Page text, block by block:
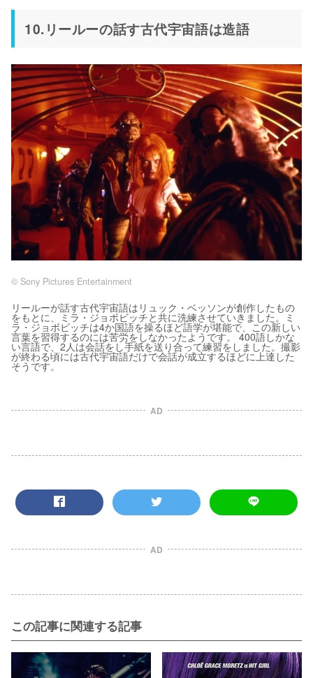
10.リールーの話す古代宇宙語は造語
© Sony Pictures Entertainment
リールーが話す古代宇宙語はリュック・ベッソンが創作したもの
をもとに、ミラ・ジョボビッチと共に洗練させていきました。ミ
ラ・ジョボビッチは4か国語を操るほど語学が堪能で、この新しい
言葉を習得するのには苦労をしなかったようです。 400語しかな
い言語で、2人は会話をし手紙を送り合って練習をしました。撮影
が終わる頃には古代宇宙語だけで会話が成立するほどに上達した
そうです。
AD
AD
この記事に関連する記事